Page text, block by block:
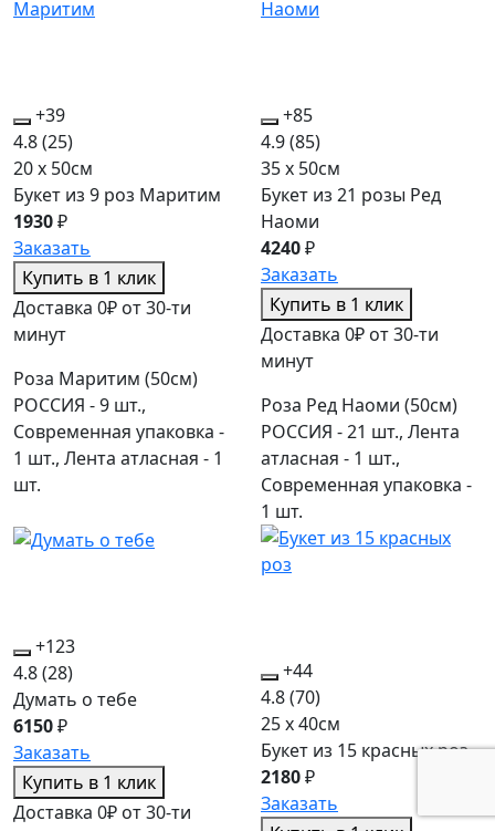
+39
4.8(25)
20 x 50см
Букет из 9 роз Маритим
1930₽
Заказать
Купить в 1 клик
Доставка 0₽ от 30-ти
минут
Роза Маритим (50см)
РОССИЯ - 9 шт.,
Современная упаковка -
1 шт., Лента атласная - 1
шт.
+85
4.9(85)
35 x 50см
Букет из 21 розы Ред
Наоми
4240₽
Заказать
Купить в 1 клик
Доставка 0₽ от 30-ти
минут
Роза Ред Наоми (50см)
РОССИЯ - 21 шт., Лента
атласная - 1 шт.,
Современная упаковка -
1 шт.
+123
4.8(28)
Думать о тебе
6150₽
Заказать
Купить в 1 клик
Доставка 0₽ от 30-ти
+44
4.8(70)
25 x 40см
Букет из 15 красных роз
2180₽
Заказать